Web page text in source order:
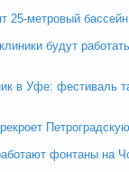
25-метровый
будут
в Уфе: фестиваль
фонтаны на